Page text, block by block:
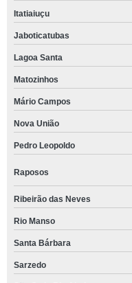
Itatiaiuçu
Jaboticatubas
Lagoa Santa
Matozinhos
Mário Campos
Nova União
Pedro Leopoldo
Raposos
Ribeirão das Neves
Rio Manso
Santa Bárbara
Sarzedo